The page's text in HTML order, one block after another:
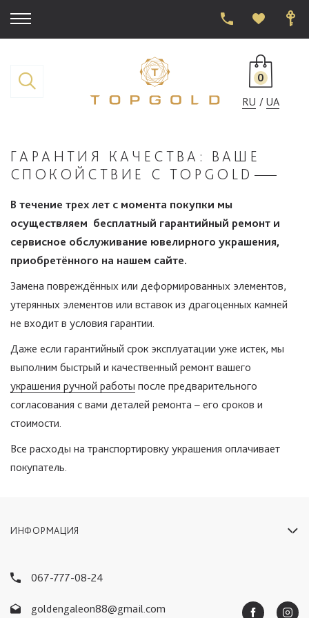
0
RU
UA
ГАРАНТИЯ КАЧЕСТВА: ВАШЕ
СПОКОЙСТВИЕ С TOPGOLD
В течение трех лет с момента покупки мы
осуществляем бесплатный гарантийный ремонт и
сервисное обслуживание ювелирного украшения,
приобретённого на нашем сайте.
Замена повреждённых или деформированных элементов,
утерянных элементов или вставок из драгоценных камней
не входит в условия гарантии.
Даже если гарантийный срок эксплуатации уже истек, мы
выполним быстрый и качественный ремонт вашего
украшения ручной работы после предварительного
согласования с вами деталей ремонта – его сроков и
стоимости.
Все расходы на транспортировку украшения оплачивает
покупатель.
ИНФОРМАЦИЯ
067-777-08-24
goldengaleon88@gmail.com